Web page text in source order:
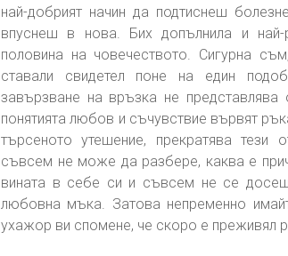
най-добрият начин да подтиснеш
впуснеш в нова. Бих допълнила и най-
половина на човечеството. Сигурна
ставали свидетел поне на един
завързване на връзка не
понятията любов и съчувствие вървят
търсеното утешение, прекратява
съвсем не може да разбере, каква е
вината в себе си и съвсем не се
любовна мъка. Затова непременно
ухажор ви спомене, че скоро е преживял